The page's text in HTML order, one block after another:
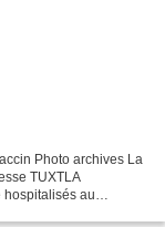
Photo archives La
TUXTLA
hospitalisés au